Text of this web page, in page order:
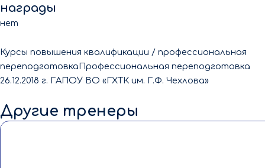
награды
нет
Курсы повышения квалификации / профессиональная
переподготовкаПрофессиональная переподготовка
26.12.2018 г. ГАПОУ ВО «ГХТК им. Г.Ф. Чехлова»
Другие тренеры